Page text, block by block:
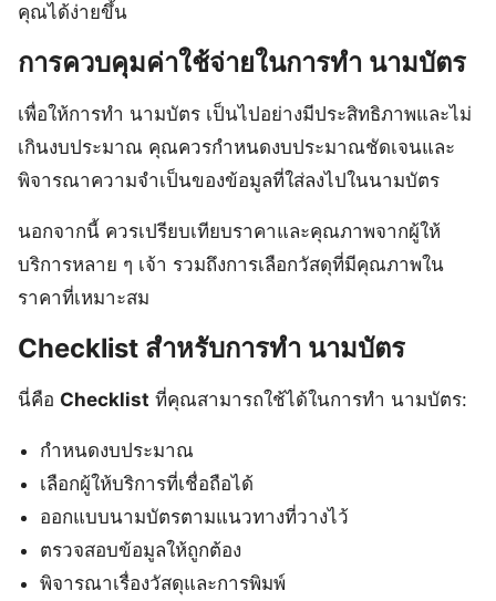
คุณได้ง่ายขึ้น
การควบคุมค่าใช้จ่ายในการทำ นามบัตร
เพื่อให้การทำ นามบัตร เป็นไปอย่างมีประสิทธิภาพและไม่
เกินงบประมาณ คุณควรกำหนดงบประมาณชัดเจนและ
พิจารณาความจำเป็นของข้อมูลที่ใส่ลงไปในนามบัตร
นอกจากนี้ ควรเปรียบเทียบราคาและคุณภาพจากผู้ให้
บริการหลาย ๆ เจ้า รวมถึงการเลือกวัสดุที่มีคุณภาพใน
ราคาที่เหมาะสม
Checklist สำหรับการทำ นามบัตร
นี่คือ Checklist ที่คุณสามารถใช้ได้ในการทำ นามบัตร:
กำหนดงบประมาณ
เลือกผู้ให้บริการที่เชื่อถือได้
ออกแบบนามบัตรตามแนวทางที่วางไว้
ตรวจสอบข้อมูลให้ถูกต้อง
พิจารณาเรื่องวัสดุและการพิมพ์